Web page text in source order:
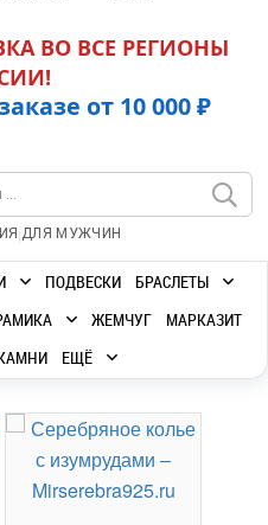
ВО ВСЕ РЕГИОНЫ
от 10 000 ₽
|ДЛЯ МУЖЧИН
ПОДВЕСКИ
БРАСЛЕТЫ
ЖЕМЧУГ
МАРКАЗИТ
ЕЩЁ